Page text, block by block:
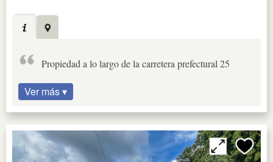
Propiedad a lo largo de la carretera prefectural 25
Ver más ▾